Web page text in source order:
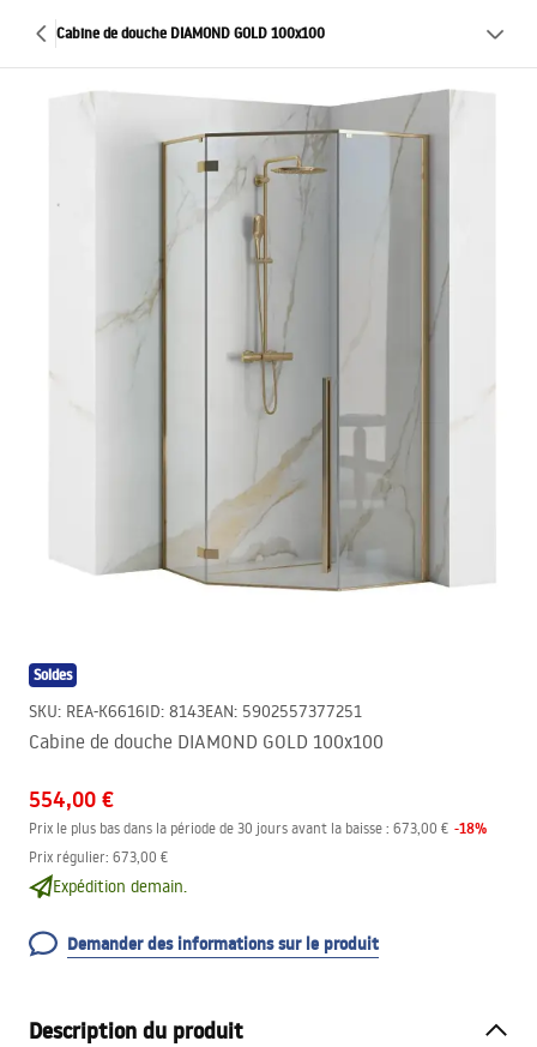
Cabine de douche DIAMOND GOLD 100x100
Soldes
SKU: REA-K6616ID: 8143EAN: 5902557377251
Cabine de douche DIAMOND GOLD 100x100
554,00 €
Prix le plus bas dans la période de 30 jours avant la baisse : 673,00 € -18%
Prix régulier: 673,00 €
Expédition demain.
Demander des informations sur le produit
Description du produit